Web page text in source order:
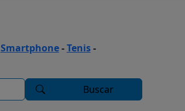
Smartphone-Tenis-
Buscar